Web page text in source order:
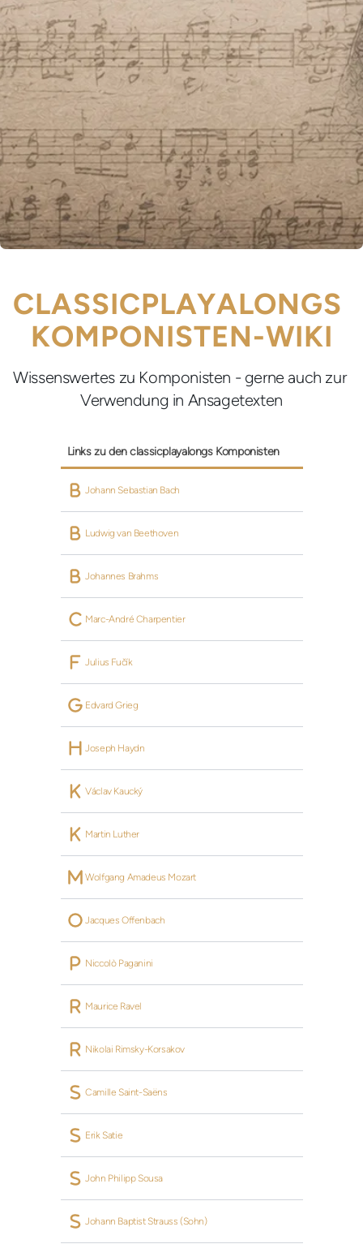
CLASSICPLAYALONGS
KOMPONISTEN-WIKI
Wissenswertes zu Komponisten - gerne auch zur
Verwendung in Ansagetexten
Links zu den classicplayalongs Komponisten
Johann Sebastian Bach
Ludwig van Beethoven
Johannes Brahms
Marc-André Charpentier
Julius Fučík
Edvard Grieg
Joseph Haydn
Václav Kaucký
Martin Luther
Wolfgang Amadeus Mozart
Jacques Offenbach
Niccolò Paganini
Maurice Ravel
Nikolai Rimsky-Korsakov
Camille Saint-Saëns
Erik Satie
John Philipp Sousa
Johann Baptist Strauss (Sohn)